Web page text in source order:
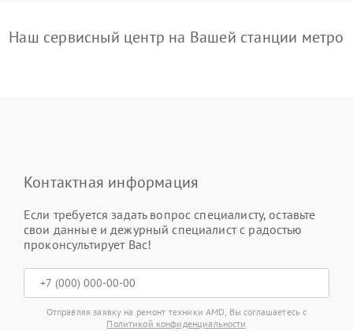
Наш сервисный центр на Вашей станции метро
Контактная информация
Если требуется задать вопрос специалисту, оставьте
свои данные и дежурный специалист с радостью
проконсультирует Вас!
Отправляя заявку на ремонт техники AMD, Вы соглашаетесь с
Политикой конфиденциальности